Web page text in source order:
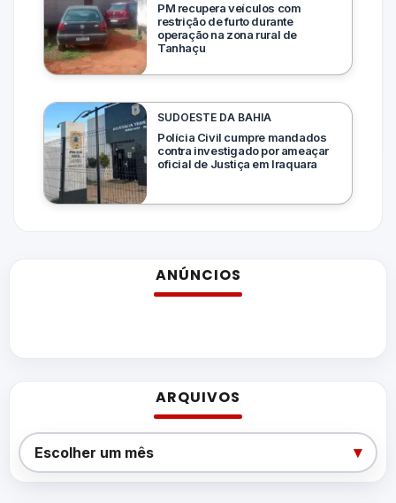
PM recupera veículos com
restrição de furto durante
operação na zona rural de
Tanhaçu
SUDOESTE DA BAHIA
Polícia Civil cumpre mandados
contra investigado por ameaçar
oficial de Justiça em Iraquara
ANÚNCIOS
ARQUIVOS
Arquivos
Escolher um mês ▾